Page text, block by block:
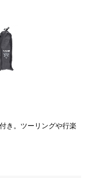
き。ツーリングや行楽